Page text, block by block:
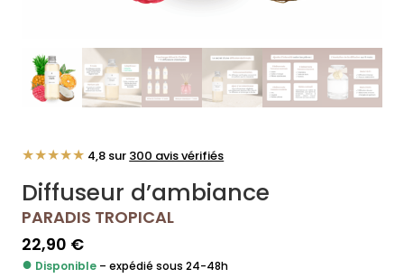
★★★★★ 4,8 sur 300 avis vérifiés
Diffuseur d’ambiance
PARADIS TROPICAL
22,90 €
● Disponible – expédié sous 24-48h